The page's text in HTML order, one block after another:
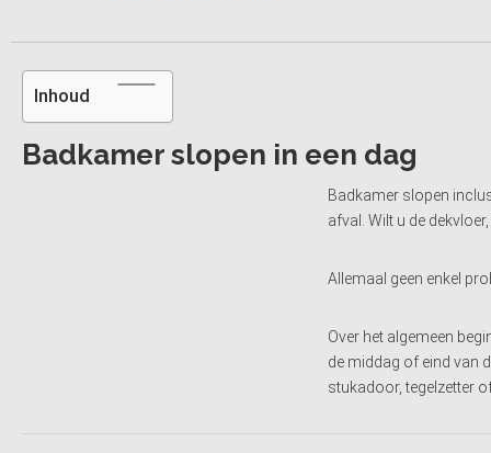
Inhoud
Badkamer slopen in een dag
Badkamer slopen
afval. Wilt u de
Allemaal geen enkel
Over het algemeen
de middag of eind van
stukadoor, tegelzetter